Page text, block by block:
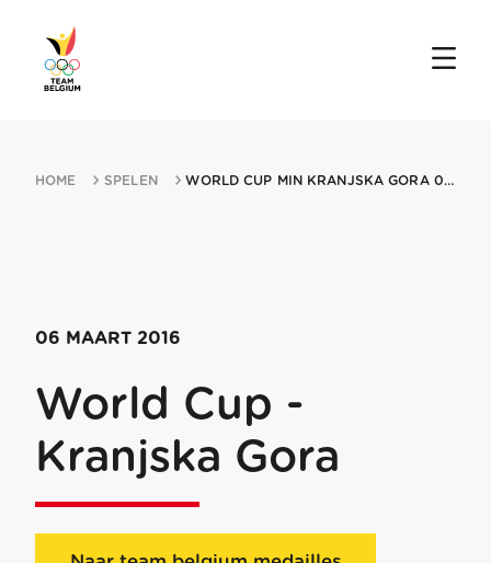
HOME SPELEN WORLD CUP MIN KRANJSKA GORA 06032016 KRANJSKA GORA
06 MAART 2016
World Cup -
Kranjska Gora